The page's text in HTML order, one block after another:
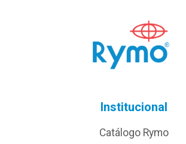
Institucional
Catálogo Rymo